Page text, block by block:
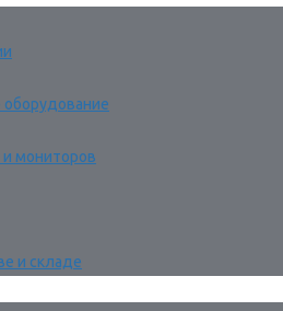
мониторов
и складе